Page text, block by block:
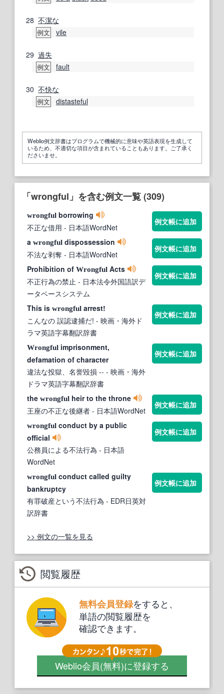
28 不潔な
例文 vile
29 過失
例文 fault
30 不快な
例文 distasteful
Weblio例文辞書はプログラムで機械的に意味や英語表現を生成して
いるため、不適切な項目が含まれていることもあります。ご了承く
ださいませ。
「wrongful」を含む例文一覧 (309)
wrongful borrowing
不正な借用 - 日本語WordNet
例文帳に追加
a wrongful dispossession
不法な剥奪 - 日本語WordNet
例文帳に追加
Prohibition of Wrongful Acts
不正行為の禁止 - 日本法令外国語訳デ
ータベースシステム
例文帳に追加
This is wrongful arrest!
こんなの 誤認逮捕だ! - 映画・海外ド
ラマ英語字幕翻訳辞書
例文帳に追加
Wrongful imprisonment,
defamation of character
違法な投獄、名誉毀損 -- - 映画・海外
ドラマ英語字幕翻訳辞書
例文帳に追加
the wrongful heir to the throne
王座の不正な後継者 - 日本語WordNet
例文帳に追加
wrongful conduct by a public
official
公務員による不法行為 - 日本語
WordNet
例文帳に追加
wrongful conduct called guilty
bankruptcy
有罪破産という不法行為 - EDR日英対
訳辞書
例文帳に追加
>> 例文の一覧を見る
閲覧履歴
無料会員登録をすると、
単語の閲覧履歴を
確認できます。
Weblio会員(無料)に登録する